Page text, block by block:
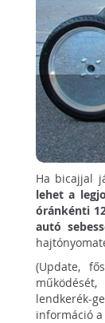
Ha bicajjal
lehet a
óránkénti
autó
(Update,
lendkerék-
információ